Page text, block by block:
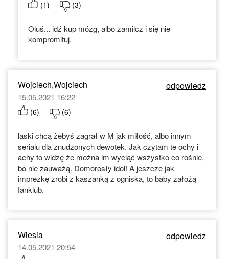
(1) (3)
Oluś... idź kup mózg, albo zamilcz i się nie
kompromituj.
Wojciech,Wojciech odpowiedz
15.05.2021 16:22
(6) (6)
laski chcą żebyś zagrał w M jak miłość, albo innym
serialu dla znudzonych dewotek. Jak czytam te ochy i
achy to widzę że można im wyciąć wszystko co rośnie,
bo nie zauważą. Domorosły idol! A jeszcze jak
imprezkę zrobi z kaszanką z ogniska, to baby założą
fanklub.
Wiesia odpowiedz
14.05.2021 20:54